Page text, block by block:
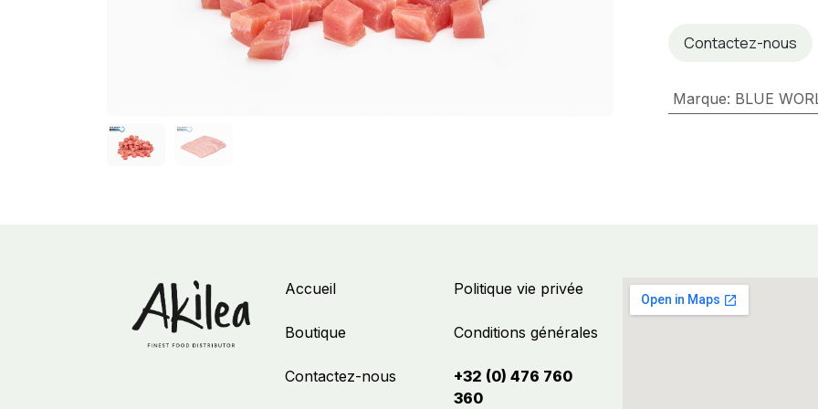
Contactez-nous
Marque: BLUE
Politique vie privée
Conditions générales
+32 (0) 476 760
360
Accueil
Boutique
Contactez-nous